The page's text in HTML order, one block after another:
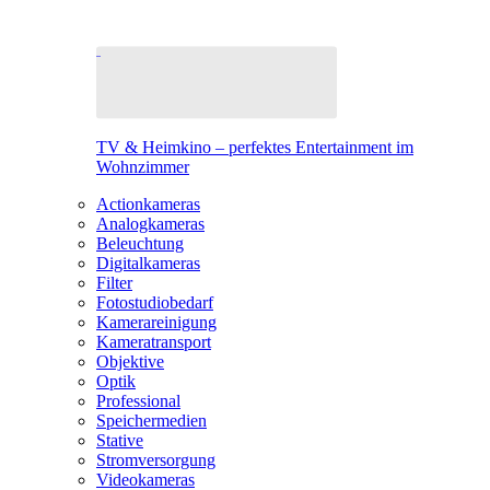
TV & Heimkino – perfektes Entertainment im
Wohnzimmer
Actionkameras
Analogkameras
Beleuchtung
Digitalkameras
Filter
Fotostudiobedarf
Kamerareinigung
Kameratransport
Objektive
Optik
Professional
Speichermedien
Stative
Stromversorgung
Videokameras